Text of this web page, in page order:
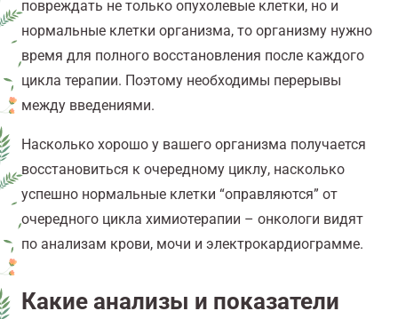
повреждать не только опухолевые клетки, но и
нормальные клетки организма, то организму нужно
время для полного восстановления после каждого
цикла терапии. Поэтому необходимы перерывы
между введениями.
Насколько хорошо у вашего организма получается
восстановиться к очередному циклу, насколько
успешно нормальные клетки “оправляются” от
очередного цикла химиотерапии – онкологи видят
по анализам крови, мочи и электрокардиограмме.
Какие анализы и показатели